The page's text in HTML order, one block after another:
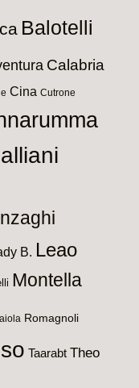
Balotelli
Calabria
Cina Cutrone
B. Leao
Montella
Romagnoli
Taarabt Theo